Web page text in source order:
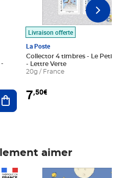
Ajouter au panier
Livraison offerte
La Poste
Collector 4 timbres - Le Petit
- Lettre Verte
20g / France
7,50€
aimer
Prix 7,50€